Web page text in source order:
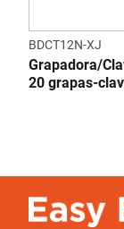
BDCT12N-XJ
Grapadora/
20 grapas-